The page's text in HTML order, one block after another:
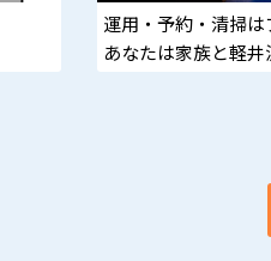
運用・予約・清掃は
あなたは家族と軽井